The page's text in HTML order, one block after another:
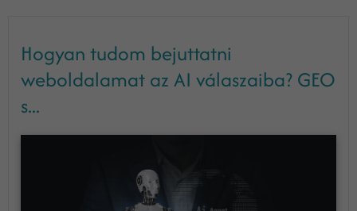
Hogyan tudom bejuttatni
weboldalamat az AI válaszaiba? GEO
s...